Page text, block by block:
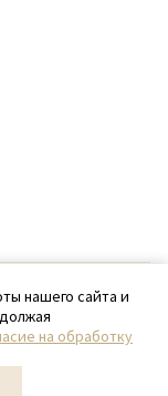
нашего сайта и
на обработку